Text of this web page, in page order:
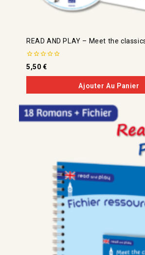
READ AND PLAY – Meet the
0
de
5
5,50 €
Ajouter Au Panier